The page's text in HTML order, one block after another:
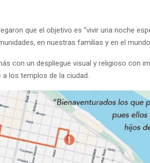
que el objetivo es “vivir una noche
en nuestras familias y en el
con un despliegue visual y religioso con
los templos de la ciudad.